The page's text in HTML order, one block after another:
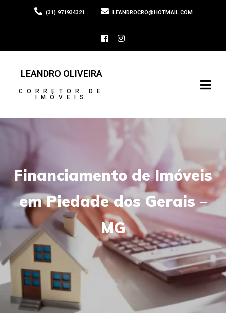
(31) 971934321 LEANDROCRO@HOTMAIL.COM
LEANDRO OLIVEIRA
CORRETOR DE
IMÓVEIS
Financiamento de Imóveis
em Piedade dos Gerais –
MG
Leave a comment